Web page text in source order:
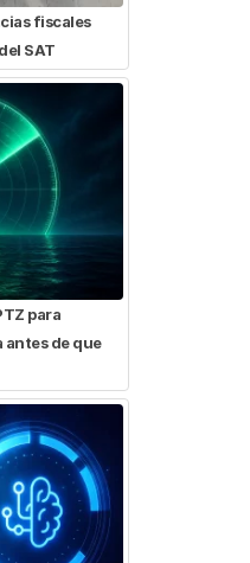
fiscales
SAT
para
antes de que